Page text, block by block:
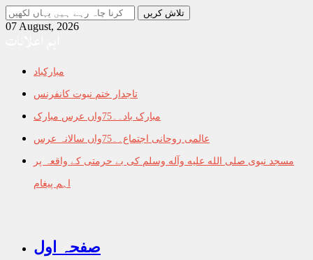
جو
تلاش
یہاں
07 August, 2026
اہم اعلانات
مبارکباد
تاجدار ختم نبوت کانفرنس
مبارک باد۔۔75واں عرس مبارک
عالمی روحانی اجتماع۔۔75واں سالانہ عرس
مسجد نبوی صلى الله عليه وآله وسلم کی بے حرمتی کے واقعہ پر
اہم پیغام
صفحہ اول